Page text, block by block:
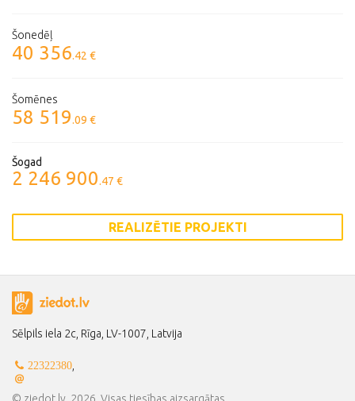
Šonedēļ
40 356.42 €
Šomēnes
58 519.09 €
Šogad
2 246 900.47 €
REALIZĒTIE PROJEKTI
Sēlpils iela 2c, Rīga, LV-1007, Latvija
22322380,